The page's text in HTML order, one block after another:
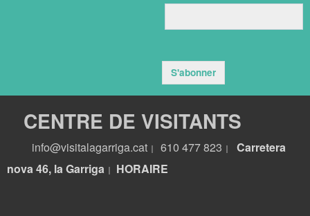
S'abonner
CENTRE DE VISITANTS
info@visitalagarriga.cat 610 477 823
Carretera
nova 46, la Garriga
HORAIRE